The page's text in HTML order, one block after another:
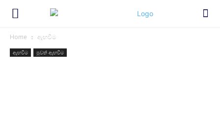
Home ඇඟවීම
ඇඟවීම පුවත් ඇඟවීම